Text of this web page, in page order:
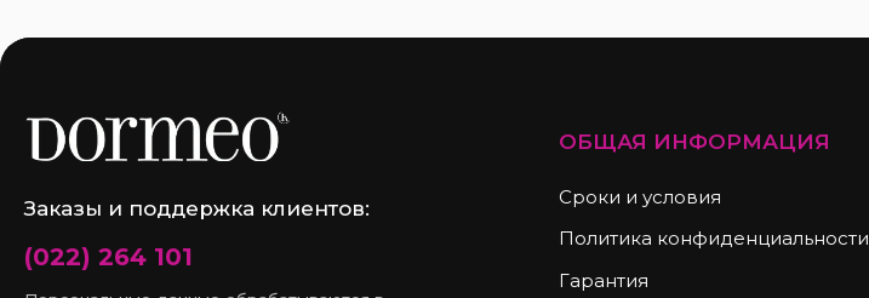
Заказы и поддержка клиентов:
(022) 264 101
ОБЩАЯ ИНФОРМАЦИЯ
Сроки и условия
Политика конфиденциальности
Гарантия